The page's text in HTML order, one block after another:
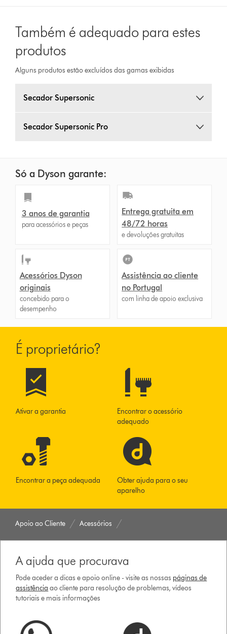
Também é adequado para estes
produtos
Alguns produtos estão excluídos das gamas exibidas
Secador Supersonic
Secador Supersonic Pro
Só a Dyson garante:
3 anos de garantia
para acessórios e peças
Entrega gratuita em
48/72 horas
e devoluções gratuitas
Acessórios Dyson
originais
concebido para o
desempenho
Assistência ao cliente
no Portugal
com linha de apoio exclusiva
É proprietário?
Ativar a garantia
Encontrar o acessório
adequado
Encontrar a peça adequada
Obter ajuda para o seu
aparelho
Apoio ao Cliente Acessórios
A ajuda que procurava
Pode aceder a dicas e apoio online - visite as nossas páginas de
assistência ao cliente para resolução de problemas, vídeos
tutoriais e mais informações